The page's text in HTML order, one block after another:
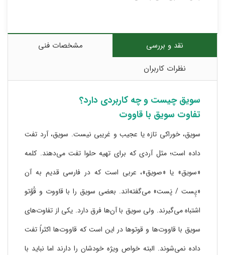
نقد و بررسی
مشخصات فنی
نظرات کاربران
سویق چیست و چه کاربردی دارد؟
تفاوت سویق با قاووت
سویق، خوراکی تازه یا عجیب و غریبی نیست. سویق، آرد تفت
داده است؛ مثل آردی که برای تهیه حلوا تفت می‌دهند. کلمه
«سویق» یا «صویق»، عربی است که در فارسی قدیم به آن
«پِست / پَست» می‌گفته‌اند. بعضی سویق را با قاووت و قُوَّتو
اشتباه می‌گیرند. ولی سویق با آن‌ها فرق دارد. یکی از تفاوت‌های
سویق با قاووت‌ها و قوتوها در این است که قاووت‌ها اکثراً تفت‌
داده نمی‌شوند. البته خواص ویژه خودشان را دارند اما نباید با